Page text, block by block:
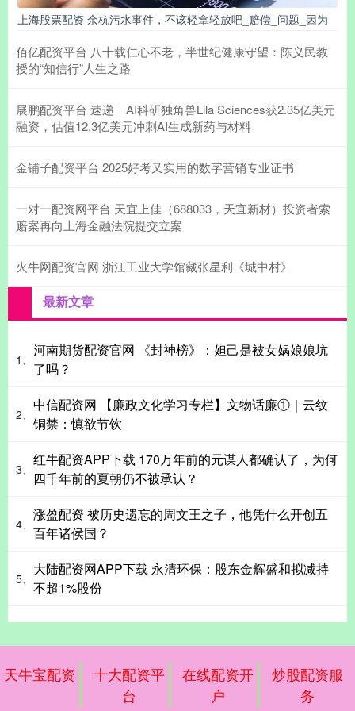
上海股票配资 余杭污水事件，不该轻拿轻放吧_赔偿_问题_因为
佰亿配资平台 八十载仁心不老，半世纪健康守望：陈义民教
授的“知信行”人生之路
展鹏配资平台 速递｜AI科研独角兽Lila Sciences获2.35亿美元
融资，估值12.3亿美元冲刺AI生成新药与材料
金铺子配资平台 2025好考又实用的数字营销专业证书
一对一配资网平台 天宜上佳（688033，天宜新材）投资者索
赔案再向上海金融法院提交立案
火牛网配资官网 浙江工业大学馆藏张星利《城中村》
最新文章
1、
河南期货配资官网 《封神榜》：妲己是被女娲娘娘坑
了吗？
2、
中信配资网 【廉政文化学习专栏】文物话廉①｜云纹
铜禁：慎欲节饮
3、
红牛配资APP下载 170万年前的元谋人都确认了，为何
四千年前的夏朝仍不被承认？
4、
涨盈配资 被历史遗忘的周文王之子，他凭什么开创五
百年诸侯国？
5、
大陆配资网APP下载 永清环保：股东金辉盛和拟减持
不超1%股份
天牛宝配资
十大配资平
台
在线配资开
户
炒股配资服
务